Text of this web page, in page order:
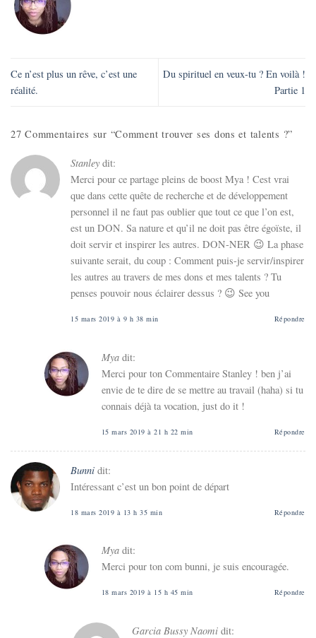
Ce n’est plus un rêve, c’est une
réalité.
Du spirituel en veux-tu ? En voilà !
Partie 1
27 Commentaires sur “Comment trouver ses dons et talents ?”
Stanley dit:
Merci pour ce partage pleins de boost Mya ! Cest vrai
que dans cette quête de recherche et de développement
personnel il ne faut pas oublier que tout ce que l’on est,
est un DON. Sa nature et qu’il ne doit pas être égoïste, il
doit servir et inspirer les autres. DON-NER 😉 La phase
suivante serait, du coup : Comment puis-je servir/inspirer
les autres au travers de mes dons et mes talents ? Tu
penses pouvoir nous éclairer dessus ? 😉 See you
15 mars 2019 à 9 h 38 min Répondre
Mya dit:
Merci pour ton Commentaire Stanley ! ben j’ai
envie de te dire de se mettre au travail (haha) si tu
connais déjà ta vocation, just do it !
15 mars 2019 à 21 h 22 min Répondre
Bunni dit:
Intéressant c’est un bon point de départ
18 mars 2019 à 13 h 35 min Répondre
Mya dit:
Merci pour ton com bunni, je suis encouragée.
18 mars 2019 à 15 h 45 min Répondre
Garcia Bussy Naomi dit: